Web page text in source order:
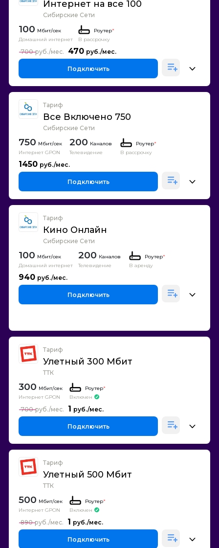
Интернет на все 100
Сибирские Сети
100
Домашний интернет
Роутер*
В рассрочку
470
700
Подключить
Тариф
Все Включено 750
Сибирские Сети
750
Интернет GPON
200 Каналов
Телевидение
Роутер*
В рассрочку
1450
Подключить
Тариф
Кино Онлайн
Сибирские Сети
100
Домашний интернет
200 Каналов
Телевидение
Роутер*
В аренду
940
Подключить
Тариф
Улетный 300 Мбит
ТТК
300
Интернет GPON
Роутер*
Включен
1
700
Подключить
Тариф
Улетный 500 Мбит
ТТК
500
Интернет GPON
Роутер*
Включен
1
890
Подключить